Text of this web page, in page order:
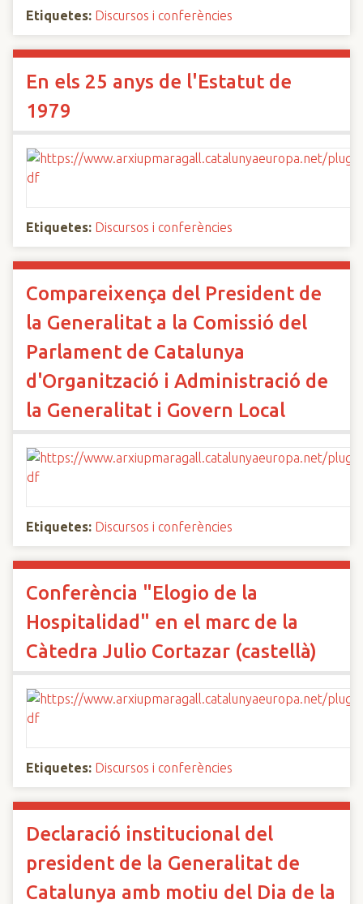
Etiquetes: Discursos i conferències
En els 25 anys de l'Estatut de
1979
Etiquetes: Discursos i conferències
Compareixença del President de
la Generalitat a la Comissió del
Parlament de Catalunya
d'Organització i Administració de
la Generalitat i Govern Local
Etiquetes: Discursos i conferències
Conferència "Elogio de la
Hospitalidad" en el marc de la
Càtedra Julio Cortazar (castellà)
Etiquetes: Discursos i conferències
Declaració institucional del
president de la Generalitat de
Catalunya amb motiu del Dia de la